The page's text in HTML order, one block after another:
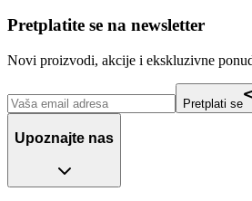
Pretplatite se na newsletter
Novi proizvodi, akcije i ekskluzivne
Pretplati se
Upoznajte nas